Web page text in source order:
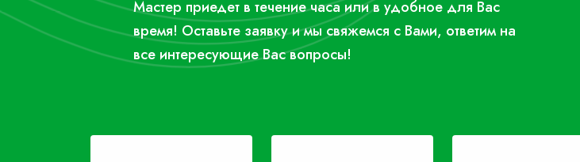
Мастер приедет в течение часа или в удобное для Вас
время! Оставьте заявку и мы свяжемся с Вами, ответим на
все интересующие Вас вопросы!